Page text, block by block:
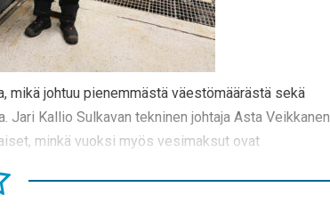
mikä johtuu pienemmästä väestömäärästä sekä
Kallio Sulkavan tekninen johtaja Asta Veikkanen
minkä vuoksi myös vesimaksut ovat